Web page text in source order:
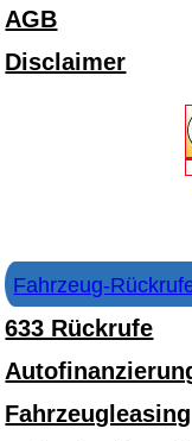
AGB
Disclaimer
Fahrzeug-
633 Rückrufe
Fahrzeugleasing